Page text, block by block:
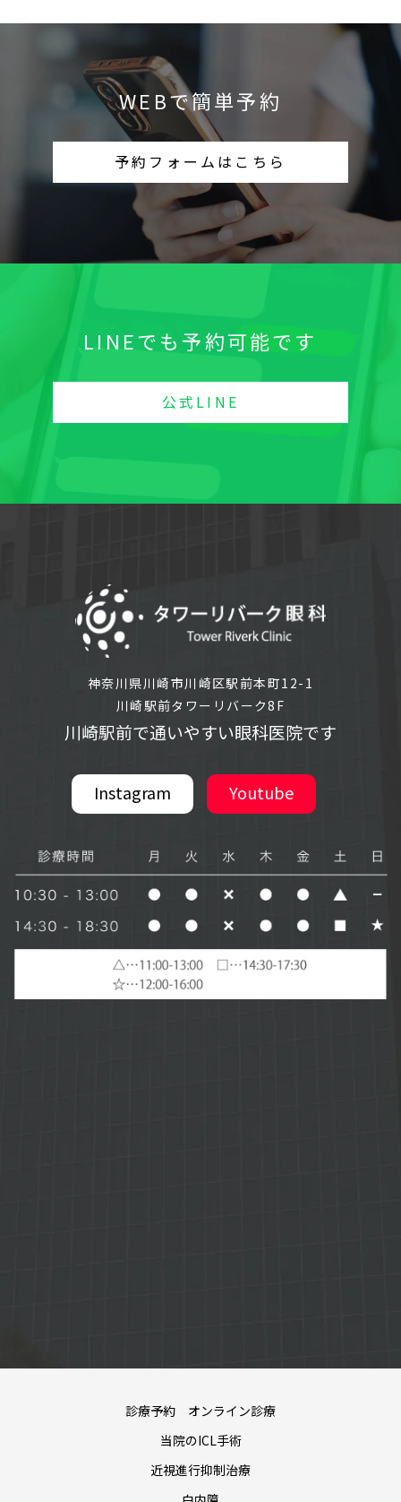
WEBで簡単予約
予約フォームはこちら
LINEでも予約可能です
公式LINE
神奈川県川崎市川崎区駅前本町12-1
川崎駅前タワーリバーク8F
川崎駅前で通いやすい眼科医院です
Instagram Youtube
診療予約 オンライン診療
当院のICL手術
近視進行抑制治療